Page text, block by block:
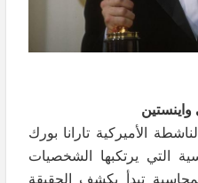
الأميركية تارانا بورك
التي يرتكبها الشخصيات
تبدأ بكشف الحقيقة